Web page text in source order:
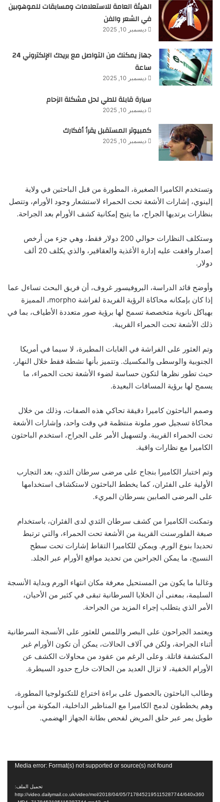
الهيئة العامة للاستعلامات ومسابقات للموهوبين
في الشعر والفن
ديسمبر 10, 2025
جهاز يمكنك من التواصل مع بريدك الإلكتروني 24
ساعة
ديسمبر 10, 2025
سيارة قابلة للطي لحل مشكلة الزحام
ديسمبر 10, 2025
كمبيوتر المستقبل يقرأ أفكارك
ديسمبر 10, 2025
وتستخدم الكاميرا الصغيرة، المطورة من قبل الباحثين في ولاية
إلينوي، إشارات الأشعة تحت الحمراء لاستشعار وجود الأورام، وتتصل
بنظارات يرتديها الجراح، ما يتيح إمكانية كشف الأورام بعد الجراحة.
وستكلف النظارات حوالي 200 دولار فقط، وهي جزء من أرخص
إصدار وافقت عليه إدارة الأغذية والعقاقير، والذي يكلف 20 ألف
دولار.
وأوضح قائد الدراسة، البروفيسور غروف، أن فريق البحث تساءل عما
إذا كان بإمكانه محاكاة الرؤية الفريدة لفراشة morpho، المميزة
بهياكل نانوية متخصصة تسمح لها برؤية صور متعددة الأطياف، بما في
ذلك الأشعة تحت الحمراء القريبة.
وتم العثور على الفراشة في الغابات المطيرة، لا سيما في أمريكا
الجنوبية والوسطى والمكسيك. وتتميز بأنها نشطة فقط خلال النهار،
حيث تطور نظرها لتكون حساسة لضوء الأشعة تحت الحمراء، ما
يسمح لها برؤية المسافات البعيدة.
وصمم الباحثون كاميرا دقيقة تحاكي هذه الصفات، وذلك من خلال
محاكاة تسجيل صور ملونة منتظمة في وقت واحد، وإشارات الأشعة
تحت الحمراء القريبة. ولتسهيل الأمر على الجراح، استخدم الباحثون
الكاميرا مع نظارات واقية.
وتم اختبار الكاميرا بنجاح على مرضى سرطان الثدي، بعد التجارب
الأولية على الفئران، كما يخطط الباحثون لاستكشاف استخدامها
على المرضى الصابين بسرطان المريء.
وتمكنت الكاميرا من كشف سرطان الثدي لدى الفئران، باستخدام
صبغة الفلورسنت القريبة من الأشعة تحت الحمراء، والتي ترتبط
تحديدا بنوع الورم. ويمكن للكاميرا التقاط إشارات تحت سطح
النسيج، ما يمكن الجراحين من تحديد مواقع الأورام عبر الجلد.
وغالبا ما يكون من المستحيل معرفة مكان انتهاء الورم وبداية الأنسجة
السليمة، بمعنى أن الخلايا السرطانية تبقى في كثير من الأحيان،
الأمر الذي يتطلب إجراء المزيد من الجراحة.
ويعتمد الجراحون على البصر واللمس للعثور على الأنسجة السرطانية
أثناء الجراحة، ولكن في آلاف الحالات، يمكن أن تكون الأورام غير
المكتشفة قاتلة. وعلى الرغم من عقود من محاولات الكشف عن
الأورام الخفية، لا تزال العديد من الحالات خارج حدود السيطرة.
وطالب الباحثون بالحصول على براءة اختراع للتكنولوجيا المطورة،
وهم يخططون لدمج الكاميرا مع المناظير الداخلية، المكونة من أنبوب
طويل يمر عبر حلق المريض لفحص بطانة الجهاز الهضمي.
Media error: Format(s) not supported or source(s) not found
تحميل الملف:
http://video.dailymail.co.uk/video/mol/2018/04/05/7178452195115287744/640x360